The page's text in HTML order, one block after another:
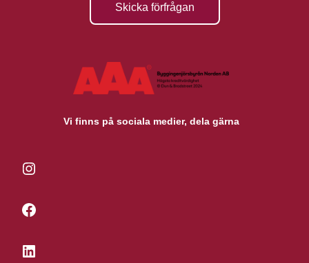
Skicka förfrågan
Vi finns på sociala medier, dela gärna
Instagram
Facebook
LinkedIn